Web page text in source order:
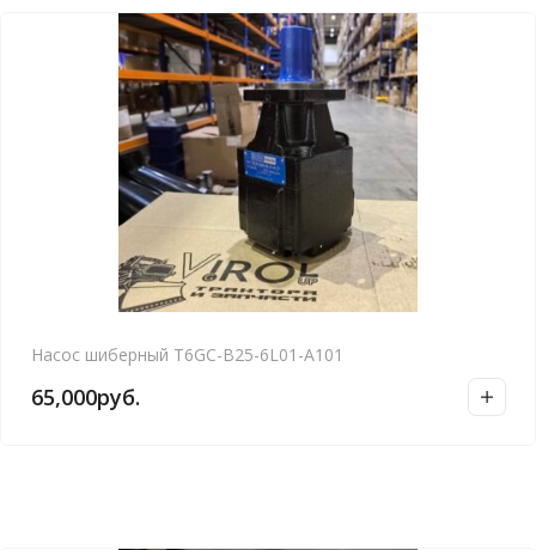
Насос шиберный T6GC-B25-6L01-A101
65,000руб.